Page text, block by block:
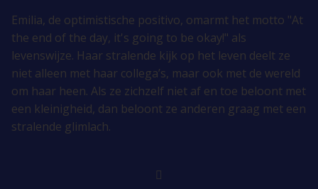
Emilia, de optimistische positivo, omarmt het motto "At
the end of the day, it's going to be okay!" als
levenswijze. Haar stralende kijk op het leven deelt ze
niet alleen met haar collega’s, maar ook met de wereld
om haar heen. Als ze zichzelf niet af en toe beloont met
een kleinigheid, dan beloont ze anderen graag met een
stralende glimlach.